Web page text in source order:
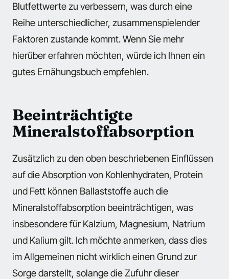
Blutfettwerte zu verbessern, was durch eine
Reihe unterschiedlicher, zusammenspielender
Faktoren zustande kommt. Wenn Sie mehr
hierüber erfahren möchten, würde ich Ihnen ein
gutes Ernähungsbuch empfehlen.
Beeinträchtigte
Mineralstoffabsorption
Zusätzlich zu den oben beschriebenen Einflüssen
auf die Absorption von Kohlenhydraten, Protein
und Fett können Ballaststoffe auch die
Mineralstoffabsorption beeinträchtigen, was
insbesondere für Kalzium, Magnesium, Natrium
und Kalium gilt. Ich möchte anmerken, dass dies
im Allgemeinen nicht wirklich einen Grund zur
Sorge darstellt, solange die Zufuhr dieser